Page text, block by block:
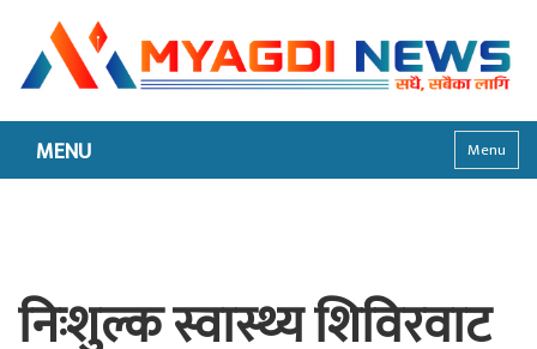
MENU Menu
निःशुल्क स्वास्थ्य शिविरवाट